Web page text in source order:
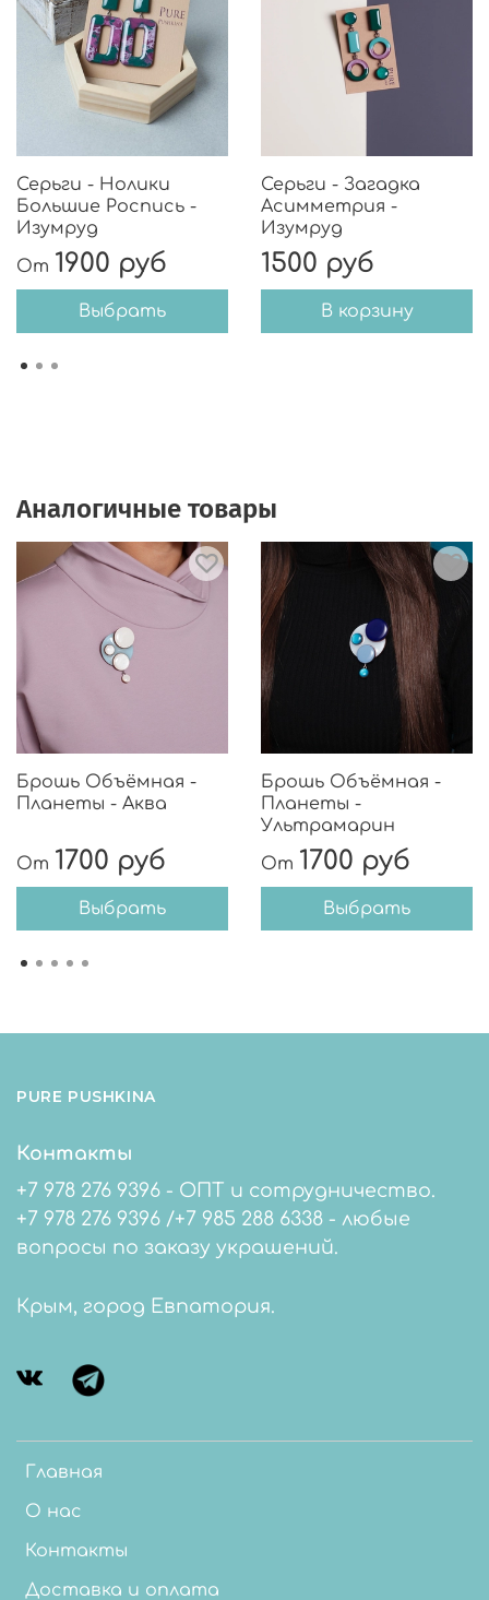
Серьги - Нолики
Большие Роспись -
Изумруд
От 1900 руб
Выбрать
Серьги - Загадка
Асимметрия -
Изумруд
1500 руб
В корзину
Аналогичные товары
Брошь Объёмная -
Планеты - Аква
От 1700 руб
Выбрать
Брошь Объёмная -
Планеты -
Ультрамарин
От 1700 руб
Выбрать
PURE PUSHKINA
Главная
О нас
Контакты
Доставка и оплата
Контакты
+7 978 276 9396 - ОПТ и сотрудничество.
+7 978 276 9396 /+7 985 288 6338 - любые
вопросы по заказу украшений.
Крым, город Евпатория.